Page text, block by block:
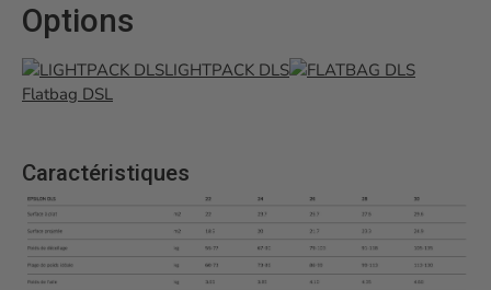
Options
LIGHTPACK DLS
Flatbag DSL
Caractéristiques